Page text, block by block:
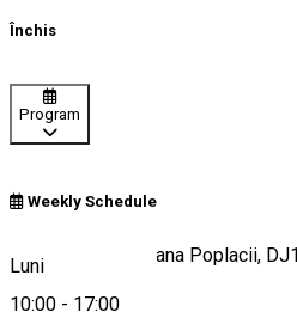
Închis
Program
Weekly Schedule
Luni
10:00 - 17:00
zona Platos - Poiana Poplacii,